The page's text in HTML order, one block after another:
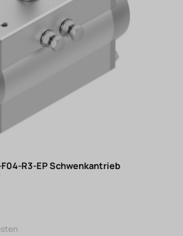
R3-EP Schwenkantrieb